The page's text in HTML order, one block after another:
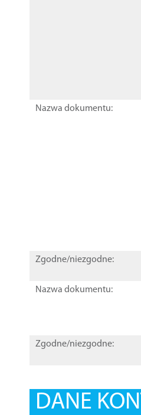
Nazwa dokumentu:
Zgodne/niezgodne:
Nazwa dokumentu:
Zgodne/niezgodne:
DANE